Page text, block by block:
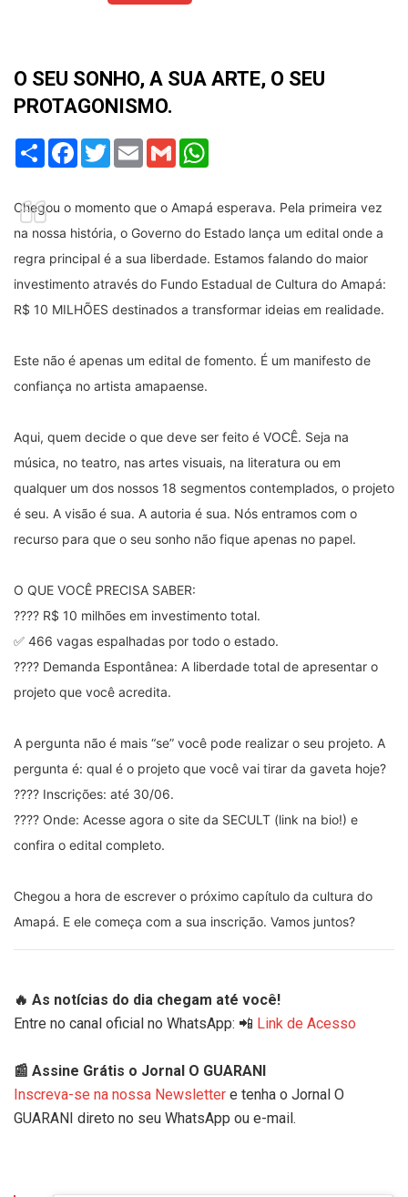
O SEU SONHO, A SUA ARTE, O SEU
PROTAGONISMO.
Share Facebook
TwitterEmail Gmail
Chegou o momento que o Amapá esperava. Pela primeira vez
na nossa história, o Governo do Estado lança um edital onde a
regra principal é a sua liberdade. Estamos falando do maior
investimento através do Fundo Estadual de Cultura do Amapá:
R$ 10 MILHÕES destinados a transformar ideias em realidade.
Este não é apenas um edital de fomento. É um manifesto de
confiança no artista amapaense.
Aqui, quem decide o que deve ser feito é VOCÊ. Seja na
música, no teatro, nas artes visuais, na literatura ou em
qualquer um dos nossos 18 segmentos contemplados, o projeto
é seu. A visão é sua. A autoria é sua. Nós entramos com o
recurso para que o seu sonho não fique apenas no papel.
O QUE VOCÊ PRECISA SABER:
???? R$ 10 milhões em investimento total.
✅ 466 vagas espalhadas por todo o estado.
???? Demanda Espontânea: A liberdade total de apresentar o
projeto que você acredita.
A pergunta não é mais “se” você pode realizar o seu projeto. A
pergunta é: qual é o projeto que você vai tirar da gaveta hoje?
???? Inscrições: até 30/06.
???? Onde: Acesse agora o site da SECULT (link na bio!) e
confira o edital completo.
Chegou a hora de escrever o próximo capítulo da cultura do
Amapá. E ele começa com a sua inscrição. Vamos juntos?
🔥 As notícias do dia chegam até você!
Entre no canal oficial no WhatsApp: 📲 Link de Acesso
📰 Assine Grátis o Jornal O GUARANI
Inscreva-se na nossa Newsletter e tenha o Jornal O
GUARANI direto no seu WhatsApp ou e-mail.